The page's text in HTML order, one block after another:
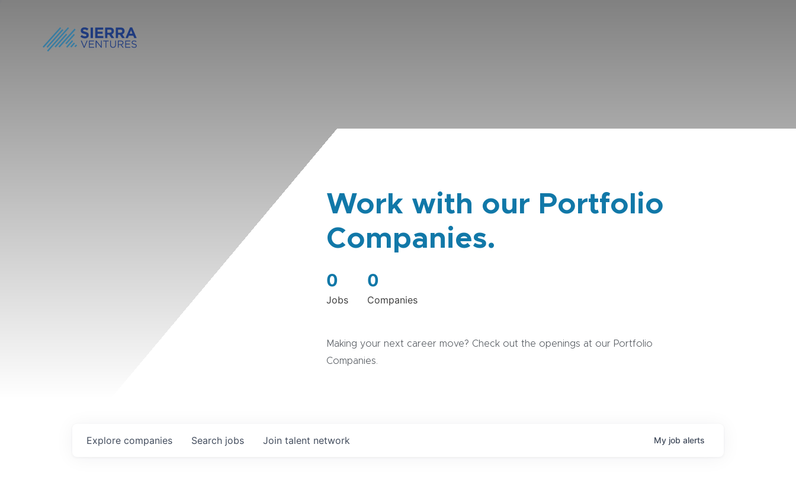
Work with our Portfolio
Companies.
0
Jobs
0
Companies
Making your next career move? Check out the openings at our Portfolio
Companies.
Search jobs
Explore companies Join talent network My job alerts